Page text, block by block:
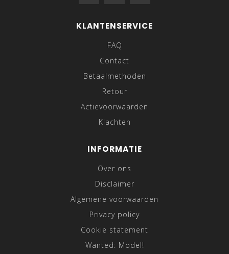
KLANTENSERVICE
FAQ
Contact
Betaalmethoden
Retour
Actievoorwaarden
Klachten
INFORMATIE
Over ons
Disclaimer
Algemene voorwaarden
Privacy policy
Cookie statement
Wanted: Model!